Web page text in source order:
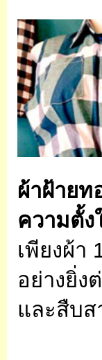
ผ้าฝ้าย
ความตั้ง
เพียงผ้า
อย่างยิ่ง
และสืบ